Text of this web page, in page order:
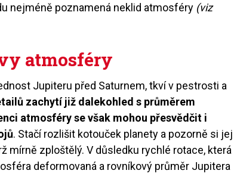
nejméně poznamená neklid atmosféry (viz
atmosféry
Jupiteru před Saturnem, tkví v pestrosti a
zachytí již dalekohled s průměrem
atmosféry se však mohou přesvědčit i
. Stačí rozlišit kotouček planety a pozorně si jej
mírně zploštělý. V důsledku rychlé rotace, která
deformovaná a rovníkový průměr Jupitera